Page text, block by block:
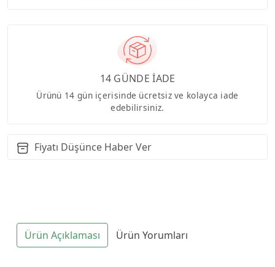
14 GÜNDE İADE
Ürünü 14 gün içerisinde ücretsiz ve kolayca iade
edebilirsiniz.
Fiyatı Düşünce Haber Ver
Ürün Açıklaması Ürün Yorumları